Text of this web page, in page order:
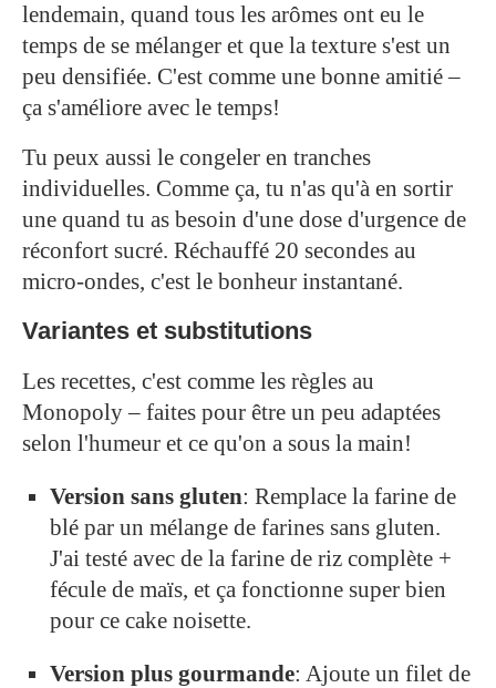
lendemain, quand tous les arômes ont eu le
temps de se mélanger et que la texture s'est un
peu densifiée. C'est comme une bonne amitié –
ça s'améliore avec le temps!
Tu peux aussi le congeler en tranches
individuelles. Comme ça, tu n'as qu'à en sortir
une quand tu as besoin d'une dose d'urgence de
réconfort sucré. Réchauffé 20 secondes au
micro-ondes, c'est le bonheur instantané.
Variantes et substitutions
Les recettes, c'est comme les règles au
Monopoly – faites pour être un peu adaptées
selon l'humeur et ce qu'on a sous la main!
Version sans gluten: Remplace la farine de
blé par un mélange de farines sans gluten.
J'ai testé avec de la farine de riz complète +
fécule de maïs, et ça fonctionne super bien
pour ce cake noisette.
Version plus gourmande: Ajoute un filet de